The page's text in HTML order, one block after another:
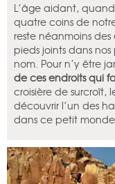
L’âge aidant,
quatre coins de
reste néanmoins
pieds joints dans
nom. Pour n’y être
de ces endroits qui
croisière de surcroît,
découvrir l’un des
dans ce petit